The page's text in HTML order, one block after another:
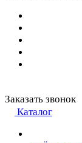
Заказать звонок
Каталог